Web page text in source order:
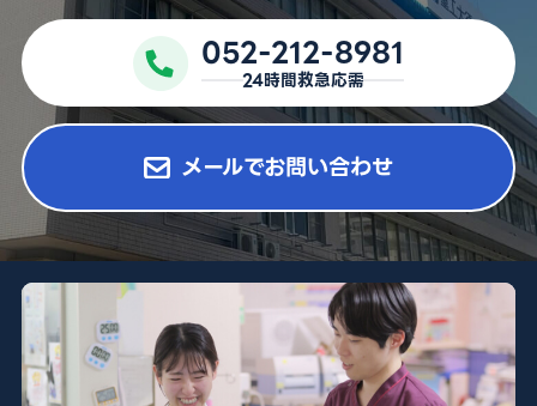
052-212-8981
24時間救急応需
メールでお問い合わせ